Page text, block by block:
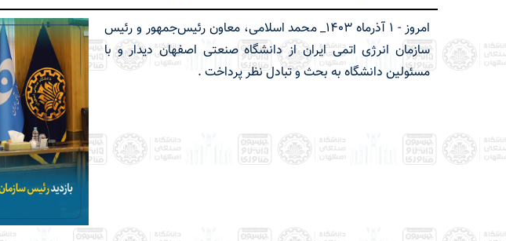
امروز - ۱ آذرماه ۱۴۰۳_ محمد اسلامی، معاون رئیس‌جمهور و رئیس
سازمان انرژی اتمی ایران از دانشگاه صنعتی اصفهان دیدار و با
مسئولین دانشگاه به بحث و تبادل نظر پرداخت .